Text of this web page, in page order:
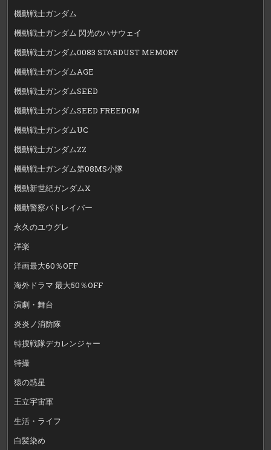
機動戦士ガンダム
機動戦士ガンダム 閃光のハサウェイ
機動戦士ガンダム0083 STARDUST MEMORY
機動戦士ガンダムAGE
機動戦士ガンダムSEED
機動戦士ガンダムSEED FREEDOM
機動戦士ガンダムUC
機動戦士ガンダムZZ
機動戦士ガンダム第08MS小隊
機動新世紀ガンダムX
機動警察パトレイバー
永久のユウグレ
洋楽
洋画最大60％OFF
海外ドラマ 最大50％OFF
演劇・舞台
炎炎ノ消防隊
特捜戦隊デカレンジャー
特撮
猿の惑星
王立宇宙軍
生活・ライフ
白髪染め